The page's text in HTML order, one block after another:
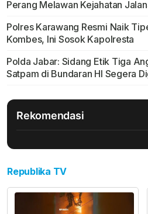
Perang Melawan Kejahatan
Polres Karawang Resmi Naik
Kombes, Ini Sosok Kapolresta
Polda Jabar: Sidang Etik Tiga
Satpam di Bundaran HI Segera
Rekomendasi
Republika TV